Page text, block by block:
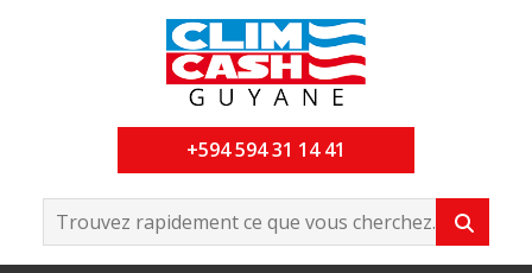
+594 594 31 14 41